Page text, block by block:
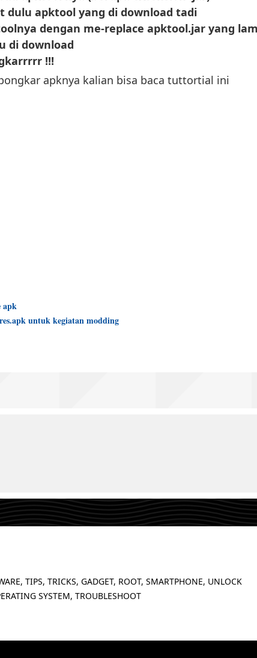
dulu apktool yang di download tadi
dengan me-replace apktool.jar yang
di download
!!!
apknya kalian bisa baca tuttortial ini
apk
untuk kegiatan modding
TIPS, TRICKS, GADGET, ROOT, SMARTPHONE, UNLOCK
SYSTEM, TROUBLESHOOT